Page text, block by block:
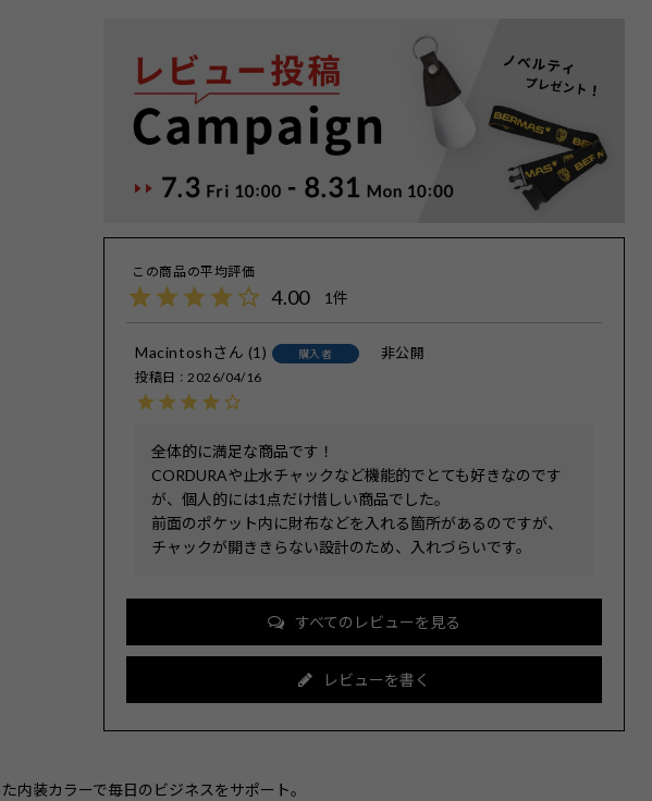
4.00 1
Macintosh 1 購入者 非公開
投稿日 2026/04/16
全体的に満足な商品です！
CORDURAや止水チャックなど機能的でとても好きなのです
が、個人的には1点だけ惜しい商品でした。
前面のポケット内に財布などを入れる箇所があるのですが、
チャックが開ききらない設計のため、入れづらいです。
すべてのレビューを見る
レビューを書く
内装カラーで毎日のビジネスをサポート。